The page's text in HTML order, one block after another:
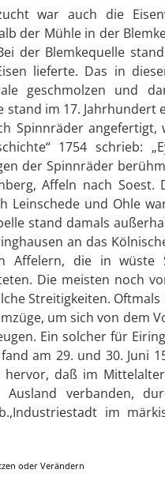
war auch die
der Mühle in der
der Blemkequelle
lieferte. Das in
geschmolzen und
im 17. Jahrhundert
Spinnräder angefertigt,
1754 schrieb:
der Spinnräder
Affeln nach Soest.
Leinschede und Ohle
stand damals
an das
Affelern, die in wüste
Die meisten noch
Streitigkeiten.
um sich von dem
Ein solcher für
am 29. und 30. Juni
daß im
verbanden,
im
oder Verändern